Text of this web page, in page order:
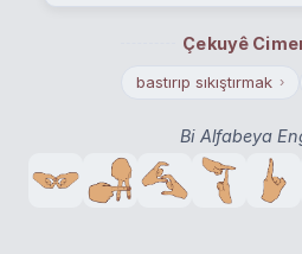
Çekuyê
bastırıp sıkıştırmak ›
Bi Alfabeya